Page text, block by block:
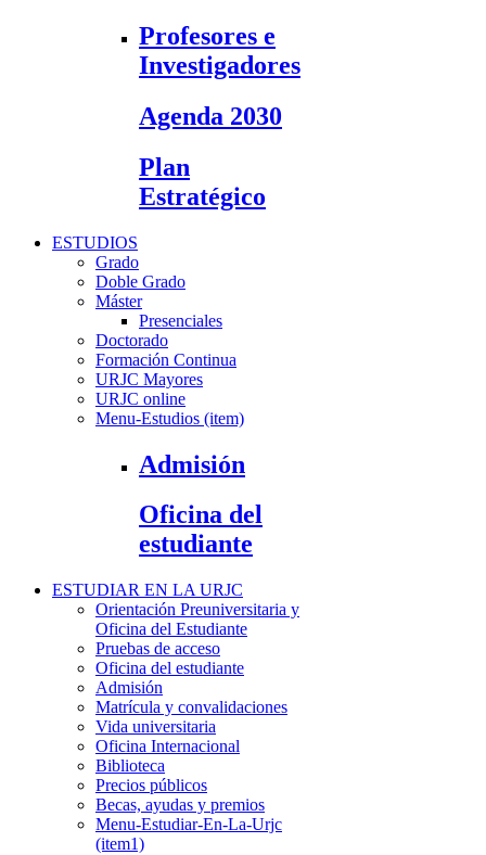
Profesores e
Investigadores
Agenda 2030
Plan
Estratégico
ESTUDIOS
Grado
Doble Grado
Máster
Presenciales
Doctorado
Formación Continua
URJC Mayores
URJC online
Menu-Estudios (item)
Admisión
Oficina del
estudiante
ESTUDIAR EN LA URJC
Orientación Preuniversitaria y
Oficina del Estudiante
Pruebas de acceso
Oficina del estudiante
Admisión
Matrícula y convalidaciones
Vida universitaria
Oficina Internacional
Biblioteca
Precios públicos
Becas, ayudas y premios
Menu-Estudiar-En-La-Urjc
(item1)